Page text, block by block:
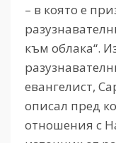
– в която е
към облака“.
евангелист,
описал пред
отношения с